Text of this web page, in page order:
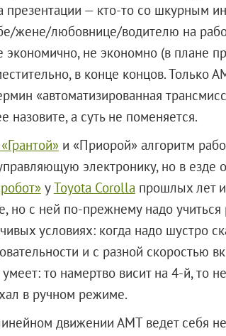
презентации — кто-то со шкурным
жене/любовнице/водителю на
экономично, не экономно (в плане
в конце концов. Только
«автоматизированная
назовите, а суть не поменяется.
и «Приорой» алгоритм
электронику, но в
уToyota Corolla прошлых лет
но с ней по-прежнему надо
условиях: когда надо шустро
и с разной скоростью
то намертво висит на 4-й, то
в ручном режиме.
движении АМТ ведет себя